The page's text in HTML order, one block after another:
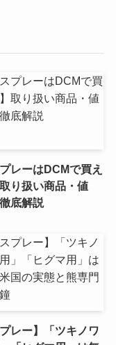
プレーはDCMで買え
り扱い商品・値
底解説
プレー】「ツキノワ